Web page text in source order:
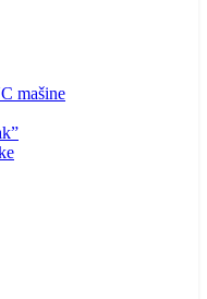
mašine